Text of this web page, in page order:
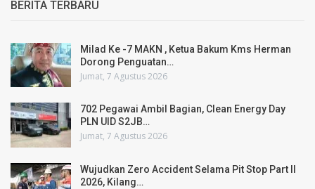
BERITA TERBARU
Milad Ke -7 MAKN , Ketua Bakum Kms Herman
Dorong Penguatan…
Jumat, 7 Agustus 2026
702 Pegawai Ambil Bagian, Clean Energy Day
PLN UID S2JB…
Jumat, 7 Agustus 2026
Wujudkan Zero Accident Selama Pit Stop Part II
2026, Kilang…